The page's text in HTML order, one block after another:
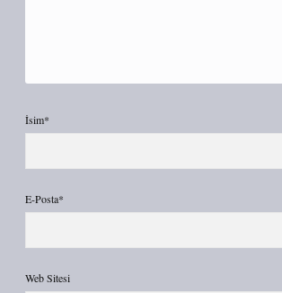
İsim*
E-Posta*
Web Sitesi